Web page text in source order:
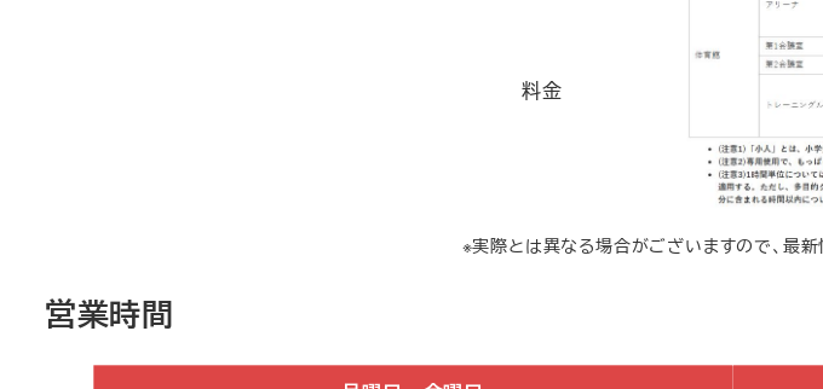
料金
※実際とは異なる場合がございますので、最新
営業時間